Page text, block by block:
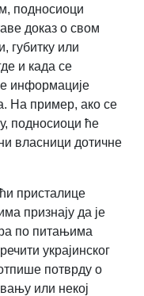
подносиоци
доказ о свом
губитку или
и када се
информације
На пример, ако се
подносиоци ће
власници дотичне
присталице
признају да је
по питањима
украјинског
потврду о
или некој